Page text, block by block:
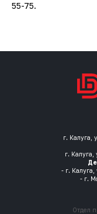
55-75.
г. Калуга,
г. Калуга,
- г.
- г.
Отдел